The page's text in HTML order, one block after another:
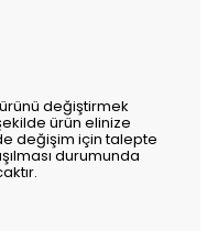
değiştirmek
ürün elinize
değişim için talepte
durumunda